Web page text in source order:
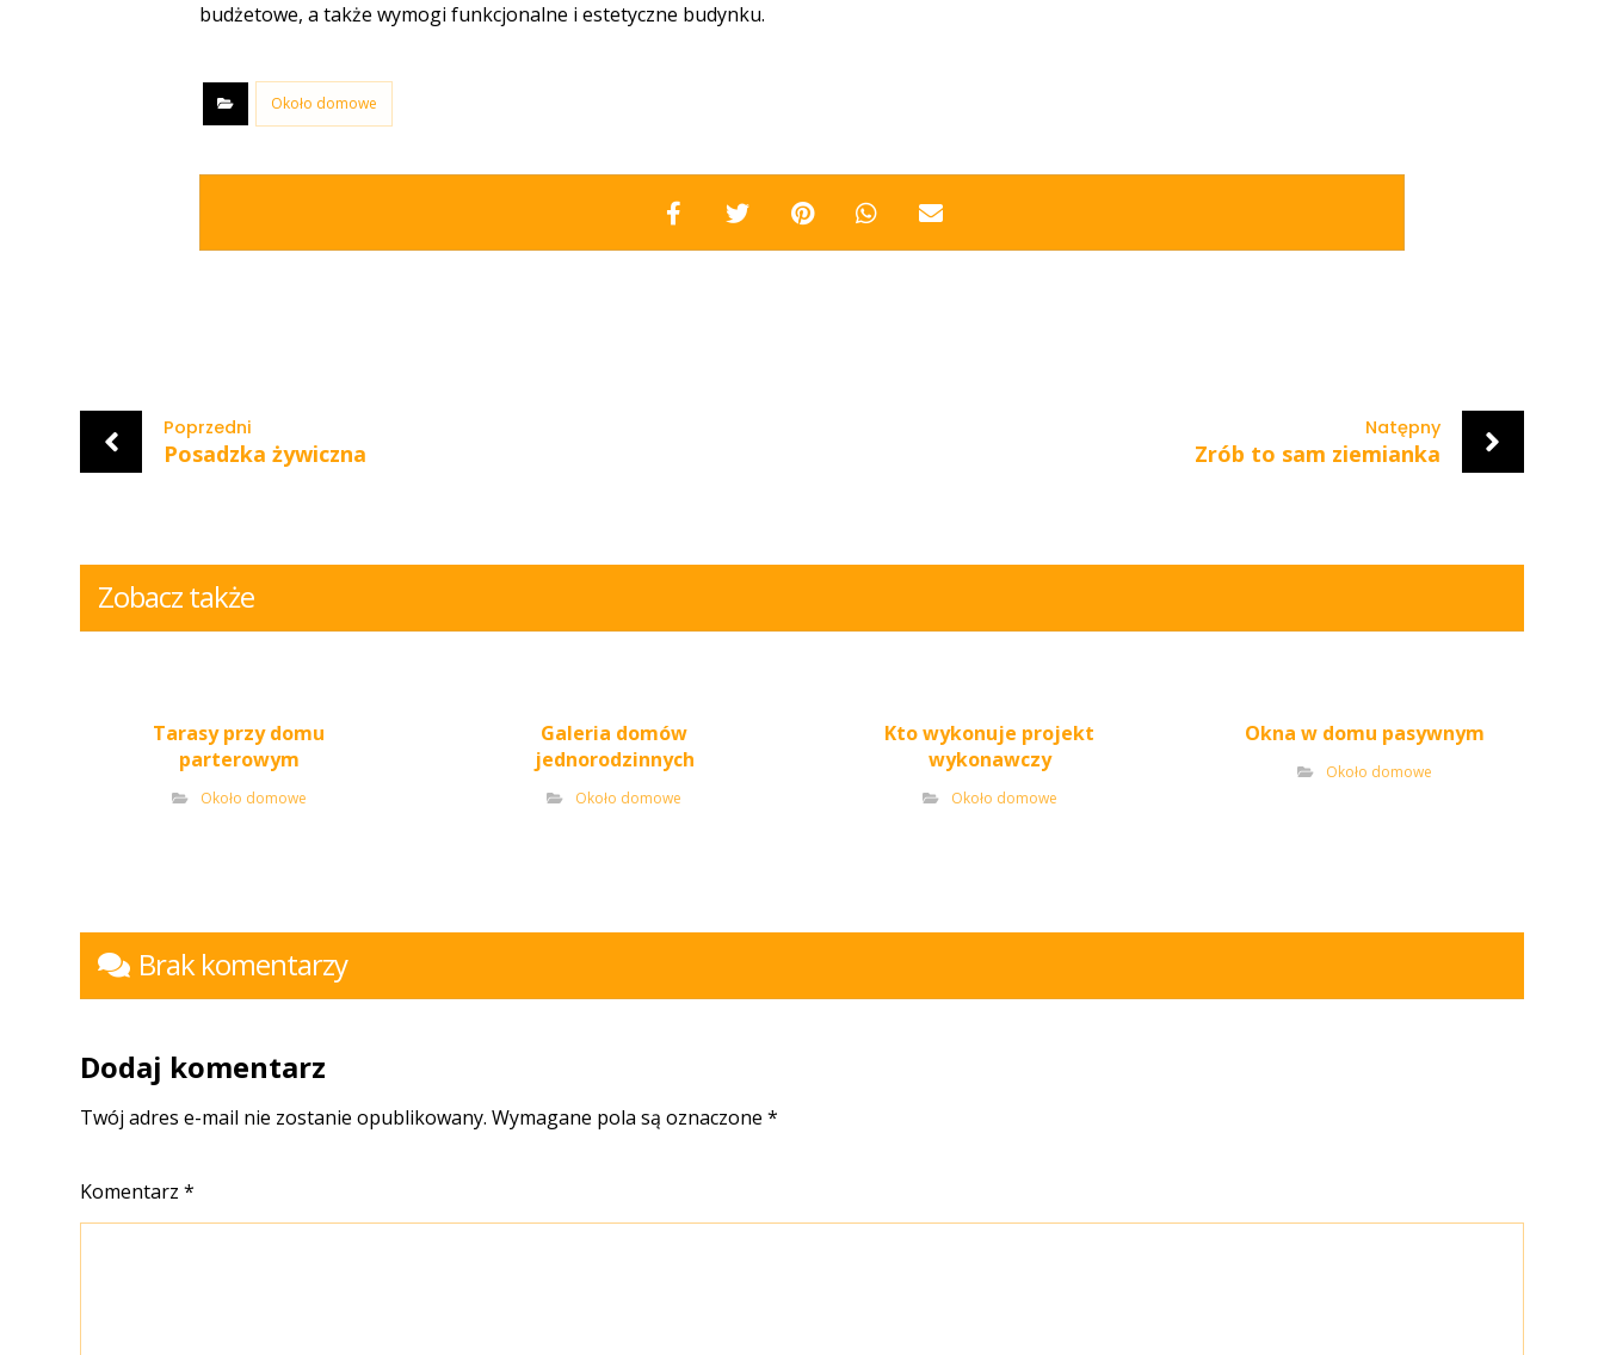
budżetowe, a także wymogi funkcjonalne i estetyczne budynku.
Około domowe
Poprzedni
Posadzka żywiczna
Natępny
Zrób to sam ziemianka
Zobacz także
Tarasy przy domu
parterowym
Około domowe
Galeria domów
jednorodzinnych
Około domowe
Kto wykonuje projekt
wykonawczy
Około domowe
Okna w domu pasywnym
Około domowe
Brak komentarzy
Dodaj komentarz
Twój adres e-mail nie zostanie opublikowany. Wymagane pola są oznaczone*
Komentarz*